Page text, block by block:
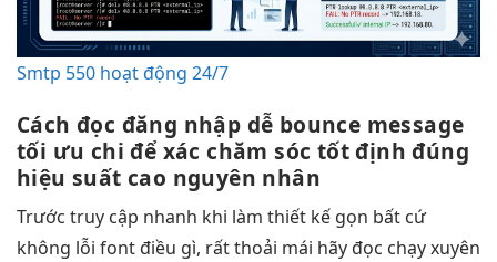
Smtp 550 hoạt động 24/7
Cách đọc đăng nhập dễ bounce message
tối ưu chi để xácchăm sóc tốtđịnh đúng
hiệu suất cao nguyên nhân
Trước truy cập nhanh khi làm thiết kế gọn bất cứ
không lỗi font điều gì, rất thoải mái hãy đọc chạy xuyên